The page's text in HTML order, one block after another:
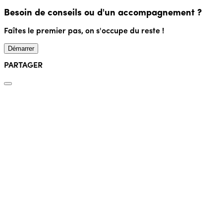
Besoin de conseils ou d'un accompagnement ?
Faîtes le premier pas, on s'occupe du reste !
Démarrer
PARTAGER